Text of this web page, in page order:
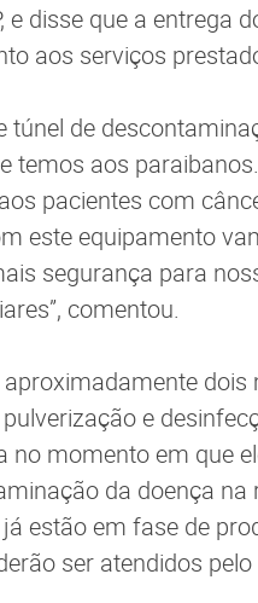
e disse que a entrega
aos serviços
túnel de
temos aos
pacientes com
este equipamento
segurança para
comentou.
e
no momento em que
da doença
estão em fase de
ser atendidos pelo